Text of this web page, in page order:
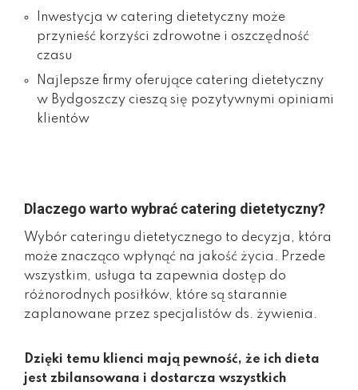
Inwestycja w catering dietetyczny może
przynieść korzyści zdrowotne i oszczędność
czasu
Najlepsze firmy oferujące catering dietetyczny
w Bydgoszczy cieszą się pozytywnymi opiniami
klientów
Dlaczego warto wybrać catering dietetyczny?
Wybór cateringu dietetycznego to decyzja, która
może znacząco wpłynąć na jakość życia. Przede
wszystkim, usługa ta zapewnia dostęp do
różnorodnych posiłków, które są starannie
zaplanowane przez specjalistów ds. żywienia.
Dzięki temu klienci mają pewność, że ich dieta
jest zbilansowana i dostarcza wszystkich